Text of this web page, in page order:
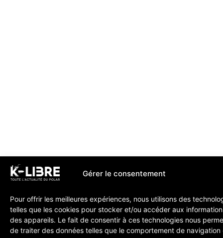
Gérer le consentement
Pour offrir les meilleures expériences, nous utilisons des
telles que les cookies pour stocker et/ou accéder aux
des appareils. Le fait de consentir à ces technologies nous
de traiter des données telles que le comportement de navigation